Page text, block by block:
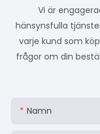
Vi är
hänsynsfulla
varje kund som
frågor om din
Namn